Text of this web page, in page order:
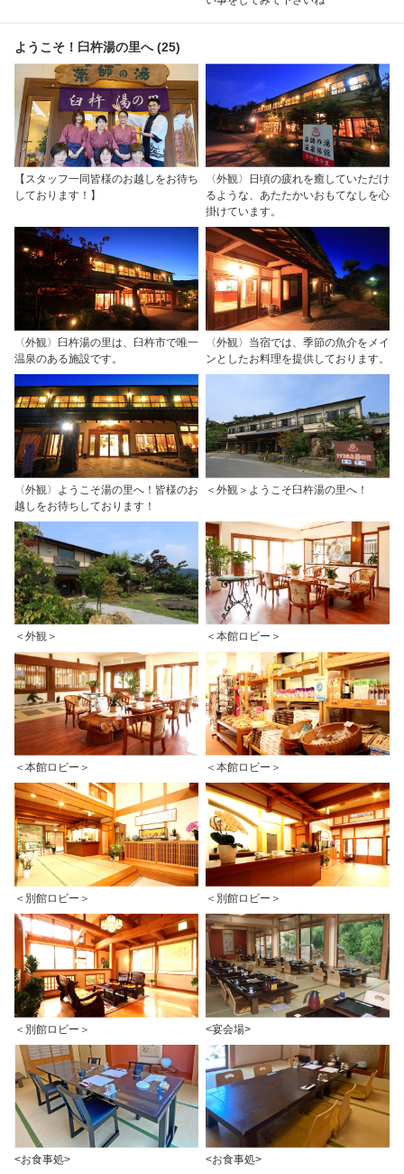
ようこそ！臼杵湯の里へ (25)
【スタッフ一同皆様のお越しをお待ち
しております！】
〈外観〉日頃の疲れを癒していただけ
るような、あたたかいおもてなしを心
掛けています。
〈外観〉臼杵湯の里は、臼杵市で唯一
温泉のある施設です。
〈外観〉当宿では、季節の魚介をメイ
ンとしたお料理を提供しております。
〈外観〉ようこそ湯の里へ！皆様のお
越しをお待ちしております！
＜外観＞ようこそ臼杵湯の里へ！
＜外観＞ ＜本館ロビー＞
＜本館ロビー＞ ＜本館ロビー＞
＜別館ロビー＞ ＜別館ロビー＞
＜別館ロビー＞ <宴会場>
<お食事処> <お食事処>